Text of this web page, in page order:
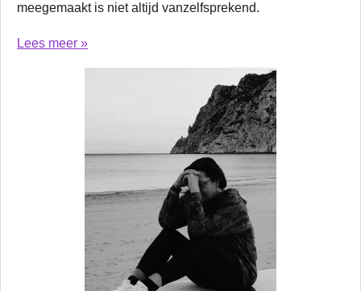
meegemaakt is niet altijd vanzelfsprekend.
Lees meer »